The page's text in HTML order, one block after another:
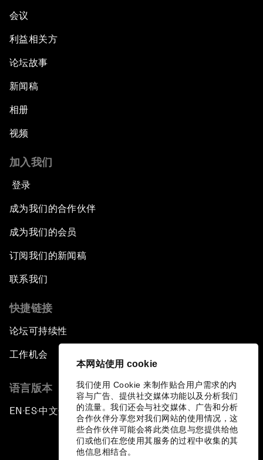
本网站使用 cookie
我们使用 Cookie 来制作贴合用户需求的内
容与广告、提供社交媒体功能以及分析我们
的流量。我们还会与社交媒体、广告和分析
合作伙伴分享您对我们网站的使用情况，这
些合作伙伴可能会将此类信息与您提供给他
们或他们在您使用其服务的过程中收集的其
他信息相结合。
会议
利益相关方
论坛故事
新闻稿
相册
视频
加入我们
登录
成为我们的合作伙伴
成为我们的会员
订阅我们的新闻稿
联系我们
快捷链接
论坛可持续性
工作机会
语言版本
EN ▪ ES▪中文▪ 日本語